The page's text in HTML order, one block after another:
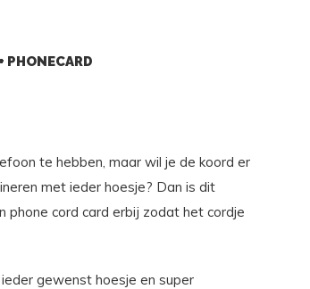
PHONECARD
te hebben, maar wil je de koord er
met ieder hoesje? Dan is dit
phone cord card erbij zodat het cordje
gewenst hoesje en super